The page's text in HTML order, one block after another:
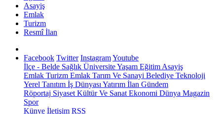
Asayiş
Emlak
Turizm
Resmî İlan
Facebook Twitter InstagramYoutube
İlçe - Belde Sağlık ÜniversiteYaşam Eğitim Asayiş
Emlak Turizm Emlak Tarım Ve Sanayi Belediye Teknoloji
Yerel Tanıtım İş Dünyası Yatırım İlan Gündem
Röportaj Siyaset Kültür Ve Sanat Ekonomi Dünya Magazin
Spor
Künye İletişim RSS